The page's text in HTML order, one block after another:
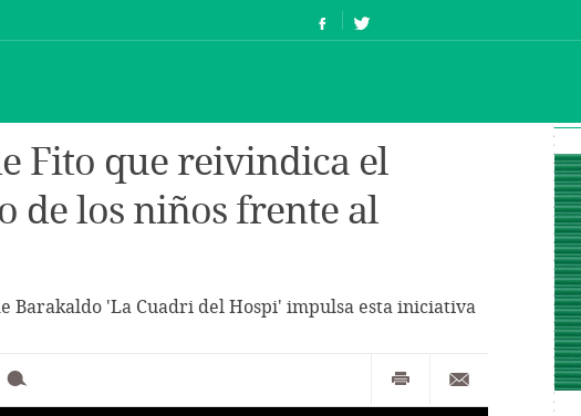
Fito que reivindica el
de los niños frente al
Barakaldo 'La Cuadri del Hospi' impulsa esta iniciativa